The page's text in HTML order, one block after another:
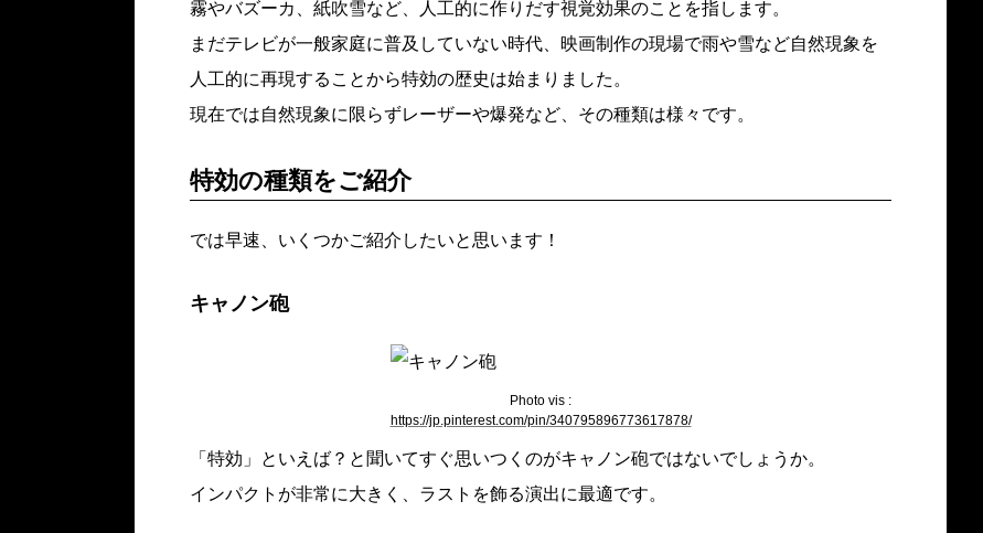
霧やバズーカ、紙吹雪など、人工的に作りだす視覚効果のことを指します。
まだテレビが一般家庭に普及していない時代、映画制作の現場で雨や雪など自然現象を
人工的に再現することから特効の歴史は始まりました。
現在では自然現象に限らずレーザーや爆発など、その種類は様々です。
特効の種類をご紹介
では早速、いくつかご紹介したいと思います！
キャノン砲
Photo vis :
https://jp.pinterest.com/pin/340795896773617878/
「特効」といえば？と聞いてすぐ思いつくのがキャノン砲ではないでしょうか。
インパクトが非常に大きく、ラストを飾る演出に最適です。